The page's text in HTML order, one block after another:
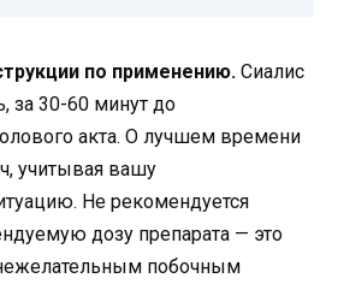
по применению. Сиалис
за 30-60 минут до
акта. О лучшем времени
учитывая вашу
Не рекомендуется
дозу препарата — это
побочным